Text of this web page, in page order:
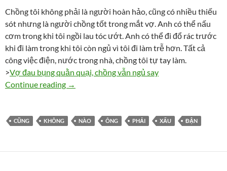
Chồng tôi không phải là người hoàn hảo, cũng có nhiều thiếu
sót nhưng là người chồng tốt trong mắt vợ. Anh có thể nấu
cơm trong khi tôi ngồi lau tóc ướt. Anh có thể đi đổ rác trước
khi đi làm trong khi tôi còn ngủ vì tôi đi làm trễ hơn. Tất cả
công việc điện, nước trong nhà, chồng tôi tự tay làm.
>Vợ đau bụng quằn quại, chồng vẫn ngủ say
Continue reading Không phải đàn ông nào cũng xấu
→
CŨNG KHÔNG NÀO ÔNG PHẢI XẤU ĐẬN